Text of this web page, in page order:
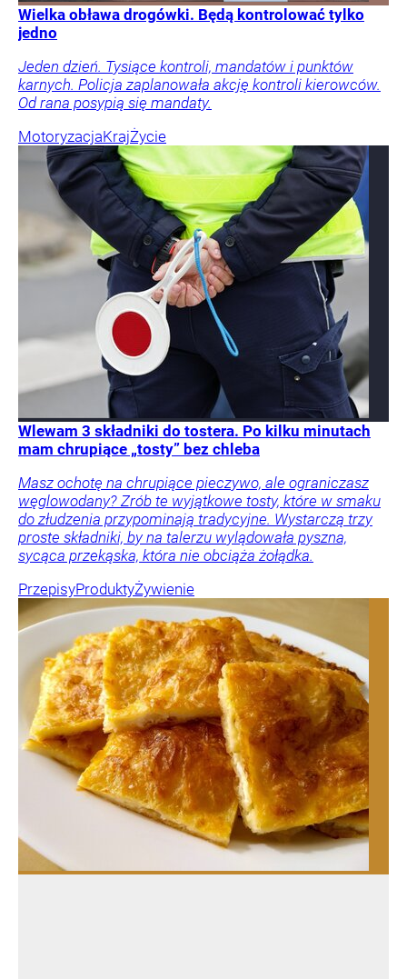
Wielka obława drogówki. Będą kontrolować tylko
jedno
Jeden dzień. Tysiące kontroli, mandatów i punktów
karnych. Policja zaplanowała akcję kontroli kierowców.
Od rana posypią się mandaty.
MotoryzacjaKrajŻycie
Wlewam 3 składniki do tostera. Po kilku minutach
mam chrupiące „tosty” bez chleba
Masz ochotę na chrupiące pieczywo, ale ograniczasz
węglowodany? Zrób te wyjątkowe tosty, które w smaku
do złudzenia przypominają tradycyjne. Wystarczą trzy
proste składniki, by na talerzu wylądowała pyszna,
sycąca przekąska, która nie obciąża żołądka.
PrzepisyProduktyŻywienie